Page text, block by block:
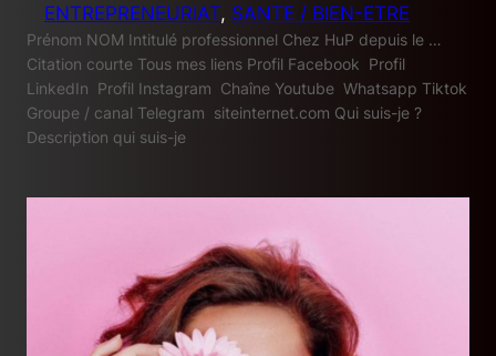
ENTREPRENEURIAT, SANTE / BIEN-ETRE
Prénom NOM Intitulé professionnel Chez HuP depuis le …
Citation courte Tous mes liens Profil Facebook Profil
LinkedIn Profil Instagram Chaîne Youtube Whatsapp Tiktok
Groupe / canal Telegram siteinternet.com Qui suis-je ?
Description qui suis-je